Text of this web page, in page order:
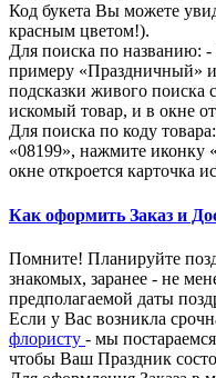
Код букета Вы можете
красным цветом!).
Для поиска по названию: -
примеру «Праздничный»
подсказки живого поиска
искомый товар, и в окне
Для поиска по коду
«08199», нажмите иконку
окне откроется карточка
Как оформить Заказ и
Помните! Планируйте
знакомых, заранее - не
предполагаемой даты
Если у Вас возникла
флористу - мы
чтобы Ваш Праздник